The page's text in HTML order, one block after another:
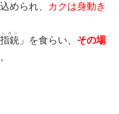
められ、
カクは身動き
指銃
シガン
」を食らい、 その場